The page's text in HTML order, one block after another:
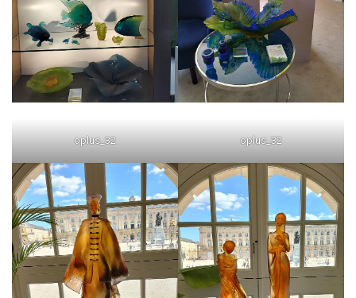
oplus_32 oplus_32